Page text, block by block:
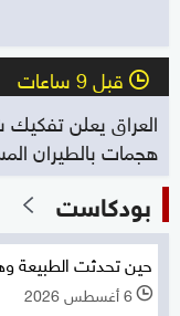
l قبل 9 ساعات
العراق يعلن
هجمات بالطيران
بودكاست
حين تحدثت الطبيعة
l 6 أغسطس 2026